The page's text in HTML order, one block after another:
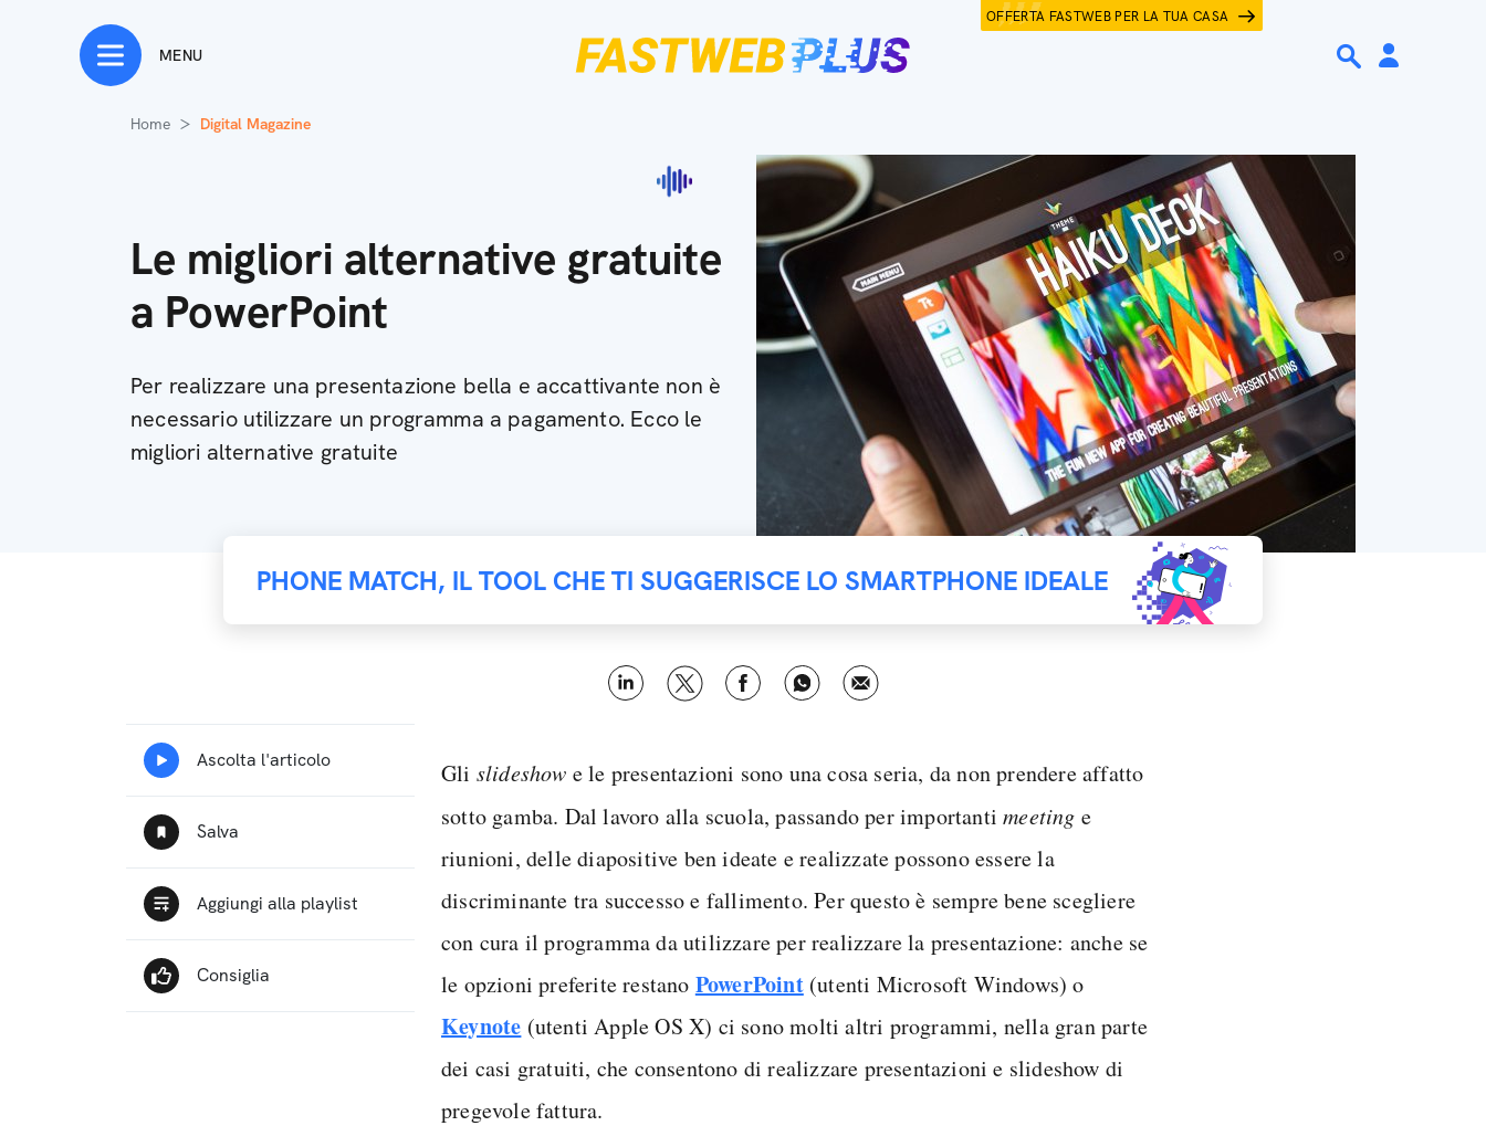
OFFERTA FASTWEB PER LA TUA CASA
MENU
Home Digital Magazine
Le migliori alternative gratuite
a PowerPoint
Per realizzare una presentazione bella e accattivante non è
necessario utilizzare un programma a pagamento. Ecco le
migliori alternative gratuite
PHONE MATCH, IL TOOL CHE TI SUGGERISCE LO SMARTPHONE IDEALE
Gli slideshow e le presentazioni sono una cosa seria, da non prendere affatto
sotto gamba. Dal lavoro alla scuola, passando per importantimeeting e
riunioni, delle diapositive ben ideate e realizzate possono essere la
discriminante tra successo e fallimento. Per questo è sempre bene scegliere
con cura il programma da utilizzare per realizzare la presentazione: anche se
le opzioni preferite restano PowerPoint(utenti Microsoft Windows) o
Keynote (utenti Apple OS X) ci sono molti altri programmi, nella gran parte
dei casi gratuiti, che consentono di realizzare presentazioni e slideshow di
pregevole fattura.